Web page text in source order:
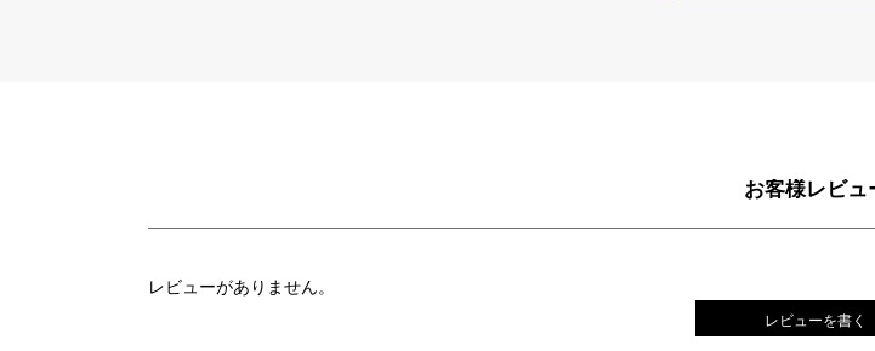
お客様レビュ
レビューがありません。
レビューを書く